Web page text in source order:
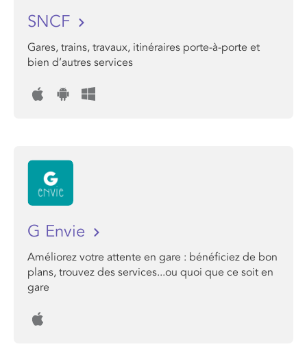
SNCF
Gares, trains, travaux, itinéraires porte-à-porte et
bien d’autres services
G Envie
Améliorez votre attente en gare : bénéficiez de bon
plans, trouvez des services...ou quoi que ce soit en
gare